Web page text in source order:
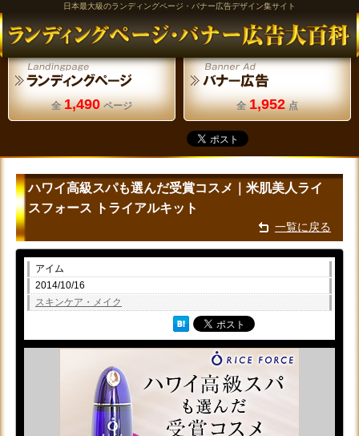
日本最大級のランディングページ・バナー広告デザイン集サイト
全 1,490 ページ 全 1,952 点
ハワイ高級スパも選んだ受賞コスメ｜米肌美人ライ
スフォース トライアルキット
一覧に戻る
アイム
2014/10/16
スキンケア・メイク